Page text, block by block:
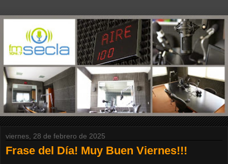
viernes, 28 de febrero de 2025
Frase del Día! Muy Buen Viernes!!!